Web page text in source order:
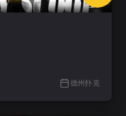
德州扑克